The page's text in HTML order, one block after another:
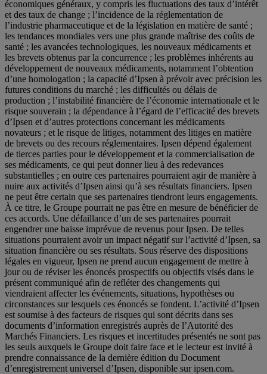
économiques généraux, y compris les fluctuations des taux d’intérêt
et des taux de change ; l’incidence de la réglementation de
l’industrie pharmaceutique et de la législation en matière de santé ;
les tendances mondiales vers une plus grande maîtrise des coûts de
santé ; les avancées technologiques, les nouveaux médicaments et
les brevets obtenus par la concurrence ; les problèmes inhérents au
développement de nouveaux médicaments, notamment l’obtention
d’une homologation ; la capacité d’Ipsen à prévoir avec précision les
futures conditions du marché ; les difficultés ou délais de
production ; l’instabilité financière de l’économie internationale et le
risque souverain ; la dépendance à l’égard de l’efficacité des brevets
d’Ipsen et d’autres protections concernant les médicaments
novateurs ; et le risque de litiges, notamment des litiges en matière
de brevets ou des recours réglementaires. Ipsen dépend également
de tierces parties pour le développement et la commercialisation de
ses médicaments, ce qui peut donner lieu à des redevances
substantielles ; en outre ces partenaires pourraient agir de manière à
nuire aux activités d’Ipsen ainsi qu’à ses résultats financiers. Ipsen
ne peut être certain que ses partenaires tiendront leurs engagements.
À ce titre, le Groupe pourrait ne pas être en mesure de bénéficier de
ces accords. Une défaillance d’un de ses partenaires pourrait
engendrer une baisse imprévue de revenus pour Ipsen. De telles
situations pourraient avoir un impact négatif sur l’activité d’Ipsen, sa
situation financière ou ses résultats. Sous réserve des dispositions
légales en vigueur, Ipsen ne prend aucun engagement de mettre à
jour ou de réviser les énoncés prospectifs ou objectifs visés dans le
présent communiqué afin de refléter des changements qui
viendraient affecter les événements, situations, hypothèses ou
circonstances sur lesquels ces énoncés se fondent. L’activité d’Ipsen
est soumise à des facteurs de risques qui sont décrits dans ses
documents d’information enregistrés auprès de l’Autorité des
Marchés Financiers. Les risques et incertitudes présentés ne sont pas
les seuls auxquels le Groupe doit faire face et le lecteur est invité à
prendre connaissance de la dernière édition du Document
d’enregistrement universel d’Ipsen, disponible sur ipsen.com.